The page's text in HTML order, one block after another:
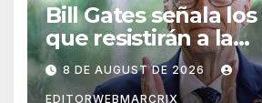
Bill Gates señala
que resistirán a la
inteligencia artificial
8 DE AUGUST DE 2026
EDITORWEBMARCRIX